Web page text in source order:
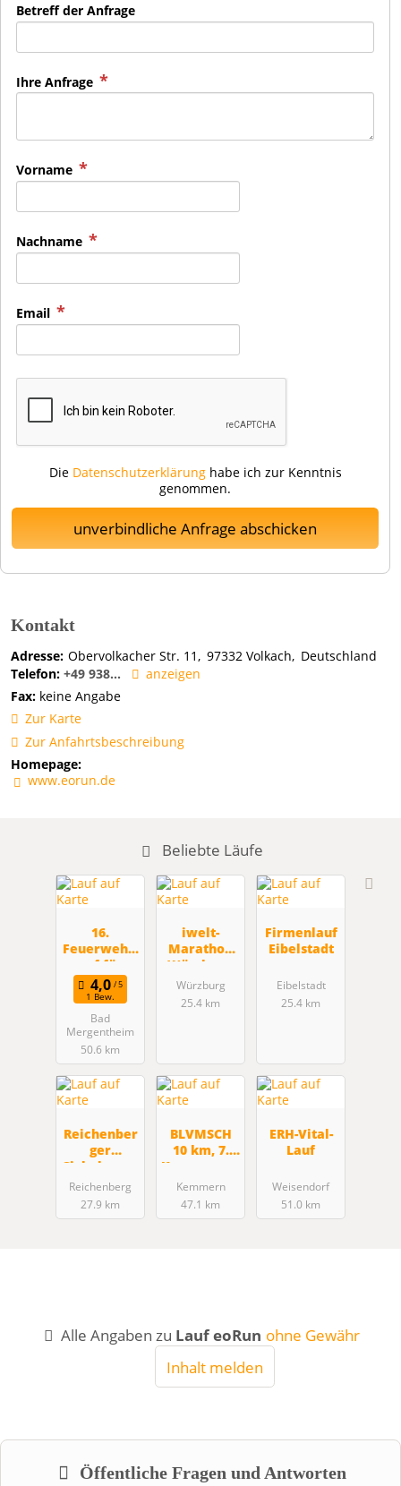
Betreff der Anfrage
Ihre Anfrage
Vorname
Nachname
Email
Die Datenschutzerklärunghabe ich zur Kenntnis
genommen.
unverbindliche Anfrage abschicken
Kontakt
Adresse: Obervolkacher Str. 11 97332 Volkach
Deutschland
Telefon: +49 938...
anzeigen
Fax: keine Angabe
Zur Karte
Zur Anfahrtsbeschreibung
Homepage:
www.eorun.de
Beliebte Läufe
16.
Feuerwehrl
auf für
Jedermann
in
Löffelstelze
n
1 Bew.
Bad
Mergentheim
50.6 km
iwelt-
Marathon
Würzburg,
BLVMSCH
Würzburg
25.4 km
Firmenlauf
Eibelstadt
Eibelstadt
25.4 km
Reichenber
ger
Sichelsgrun
dlauf
Reichenberg
27.9 km
BLVMSCH
10 km, 7.
Kemmerner
Kuckucksla
uf
Kemmern
47.1 km
ERH-Vital-
Lauf
Weisendorf
51.0 km
Alle Angaben zu Lauf eoRun ohne Gewähr
Inhalt melden
Öffentliche Fragen und Antworten